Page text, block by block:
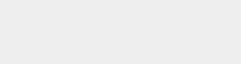
, des actualités sur la santé, sur les vaccins, de